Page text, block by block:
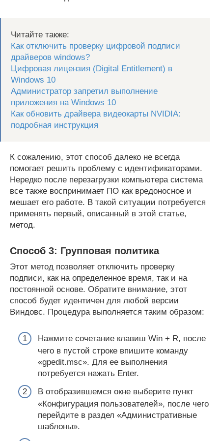
Читайте также:
Как отключить проверку цифровой подписи
драйверов windows?
Цифровая лицензия (Digital Entitlement) в
Windows 10
Администратор запретил выполнение
приложения на Windows 10
Как обновить драйвера видеокарты NVIDIA:
подробная инструкция
К сожалению, этот способ далеко не всегда
помогает решить проблему с идентификаторами.
Нередко после перезагрузки компьютера система
все также воспринимает ПО как вредоносное и
мешает его работе. В такой ситуации потребуется
применять первый, описанный в этой статье,
метод.
Способ 3: Групповая политика
Этот метод позволяет отключить проверку
подписи, как на определенное время, так и на
постоянной основе. Обратите внимание, этот
способ будет идентичен для любой версии
Виндовс. Процедура выполняется таким образом:
Нажмите сочетание клавиш Win + R, после
чего в пустой строке впишите команду
«gpedit.msc». Для ее выполнения
потребуется нажать Enter.
В отобразившемся окне выберите пункт
«Конфигурация пользователей», после чего
перейдите в раздел «Административные
шаблоны».